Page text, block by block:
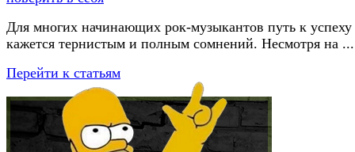
Для многих начинающих рок-музыкантов путь к успеху
кажется тернистым и полным сомнений. Несмотря на ...
Перейти к статьям